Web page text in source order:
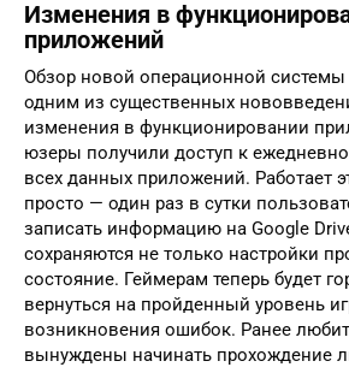
Изменения в
приложений
Обзор новой операционной системы
одним из существенных
изменения в функционировании
юзеры получили доступ к
всех данных приложений. Работает
просто — один раз в сутки
записать информацию на Google
сохраняются не только настройки
состояние. Геймерам теперь будет
вернуться на пройденный уровень
возникновения ошибок. Ранее
вынуждены начинать прохождение